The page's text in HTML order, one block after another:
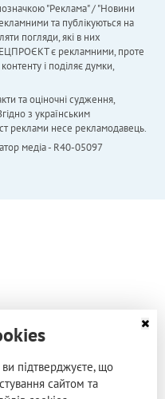
"Реклама" / "Новини
та публікуються на
погляди, які в них
є рекламними, проте
і поділяє думки,
та оціночні судження,
з українським
реклами несе рекламодавець.
медіа - R40-05097
підтверджуєте, що
сайтом та